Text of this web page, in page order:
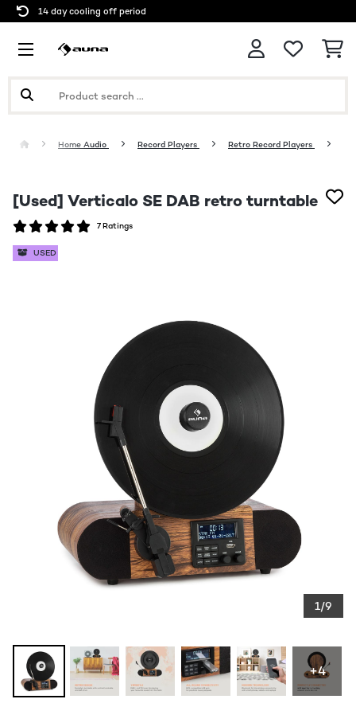
14 day cooling off period
Home Audio Record Players Retro Record Players
[Used] Verticalo SE DAB retro turntable
7 Ratings
USED
1/9
+4